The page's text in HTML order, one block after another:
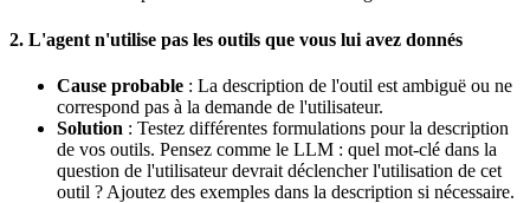
2. L'agent n'utilise pas les outils que vous lui avez donnés
Cause probable : La description de l'outil est ambiguë ou ne
correspond pas à la demande de l'utilisateur.
Solution : Testez différentes formulations pour la description
de vos outils. Pensez comme le LLM : quel mot-clé dans la
question de l'utilisateur devrait déclencher l'utilisation de cet
outil ? Ajoutez des exemples dans la description si nécessaire.